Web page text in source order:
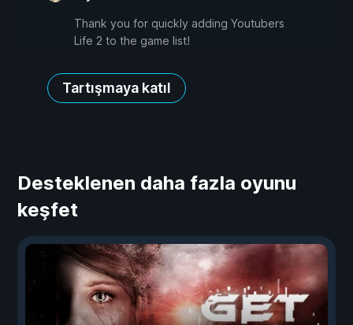
Thank you for quickly adding Youtubers
Life 2 to the game list!
Tartışmaya katıl
Desteklenen daha fazla oyunu
keşfet